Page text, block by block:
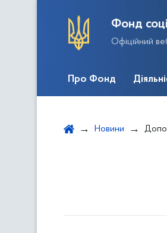
Фонд
Офіційний
Про Фонд
Новини